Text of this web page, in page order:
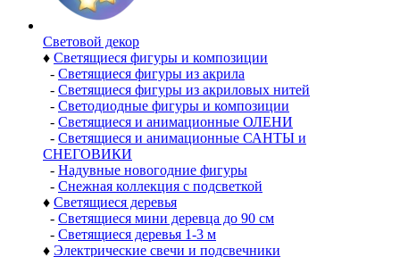
Световой декор
♦ Светящиеся фигуры и композиции
- Светящиеся фигуры из акрила
- Светящиеся фигуры из акриловых нитей
- Светодиодные фигуры и композиции
- Светящиеся и анимационные ОЛЕНИ
- Светящиеся и анимационные САНТЫ и
СНЕГОВИКИ
- Надувные новогодние фигуры
- Снежная коллекция с подсветкой
♦ Светящиеся деревья
- Светящиеся мини деревца до 90 см
- Светящиеся деревья 1-3 м
♦ Электрические свечи и подсвечники